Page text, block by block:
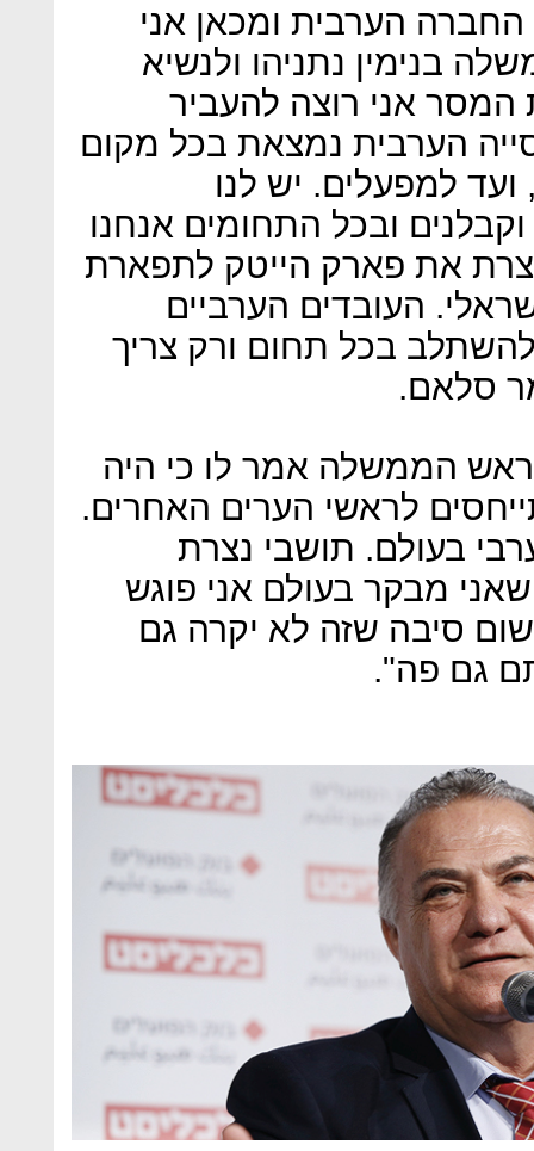
הערבית ומכאן אני
בנימין נתניהו ולנשיא
המסר אני רוצה להעביר
הערבית נמצאת בכל מקום
למפעלים. יש לנו
ובכל התחומים אנחנו
את פארק הייטק לתפארת
העובדים הערביים
בכל תחום ורק צריך
סלאם.
הממשלה אמר לו כי היה
לראשי הערים האחרים.
בעולם. תושבי נצרת
מבקר בעולם אני פוגש
סיבה שזה לא יקרה גם
גם פה".